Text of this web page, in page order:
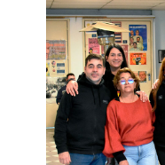
Imagen